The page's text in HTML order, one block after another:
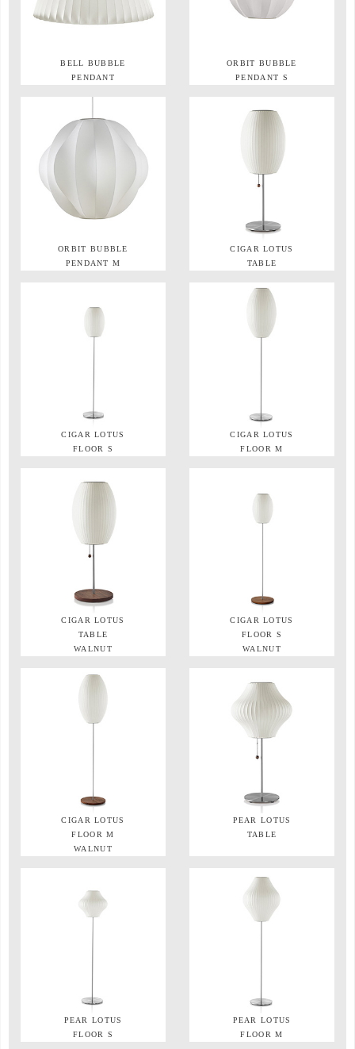
BELL BUBBLE
PENDANT
ORBIT BUBBLE
PENDANT S
ORBIT BUBBLE
PENDANT M
CIGAR LOTUS
TABLE
CIGAR LOTUS
FLOOR S
CIGAR LOTUS
FLOOR M
CIGAR LOTUS
TABLE
WALNUT
CIGAR LOTUS
FLOOR S
WALNUT
CIGAR LOTUS
FLOOR M
WALNUT
PEAR LOTUS
TABLE
PEAR LOTUS
FLOOR S
PEAR LOTUS
FLOOR M